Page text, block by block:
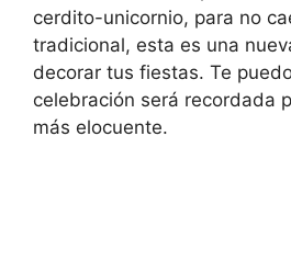
cerdito-unicornio, para no
tradicional, esta es una
decorar tus fiestas. Te
celebración será recordada
más elocuente.